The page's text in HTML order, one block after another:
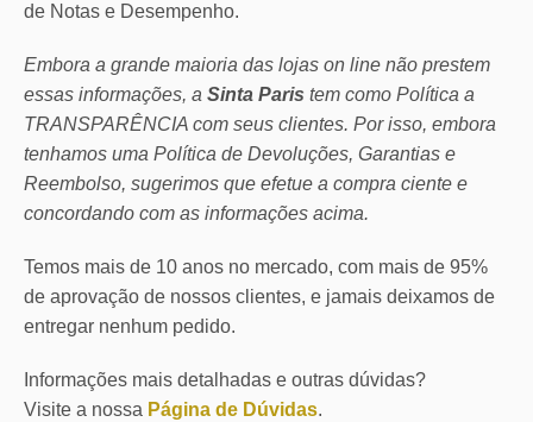
de Notas e Desempenho.
Embora a grande maioria das lojas on line não prestem
essas informações, a Sinta Paris tem como Política a
TRANSPARÊNCIA com seus clientes. Por isso, embora
tenhamos uma Política de Devoluções, Garantias e
Reembolso, sugerimos que efetue a compra ciente e
concordando com as informações acima.
Temos mais de 10 anos no mercado, com mais de 95%
de aprovação de nossos clientes, e jamais deixamos de
entregar nenhum pedido.
Informações mais detalhadas e outras dúvidas?
Visite a nossa Página de Dúvidas.